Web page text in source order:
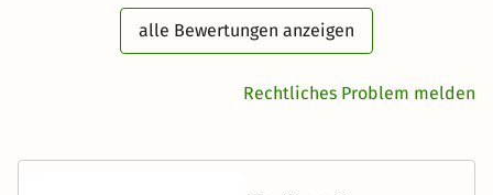
alle Bewertungen anzeigen
Rechtliches Problem melden